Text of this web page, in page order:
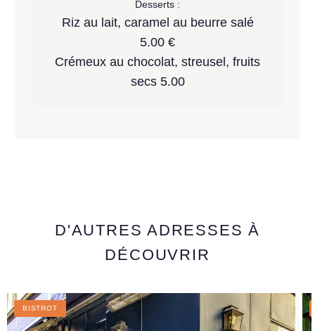
Desserts :
Riz au lait, caramel au beurre salé
5.00 €
Crémeux au chocolat, streusel, fruits
secs 5.00
D'AUTRES ADRESSES À
DÉCOUVRIR
BISTROT